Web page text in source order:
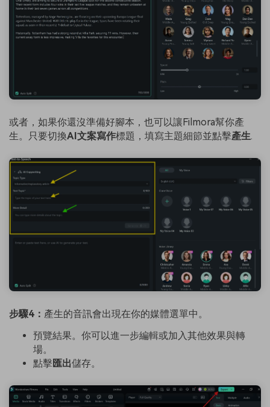
或者，如果你還沒準備好腳本，也可以讓Filmora幫你產
生。只要切換AI文案寫作標題，填寫主題細節並點擊產生.
步驟4： 產生的音訊會出現在你的媒體選單中。
預覽結果。你可以進一步編輯或加入其他效果與轉
場。
點擊 匯出儲存。